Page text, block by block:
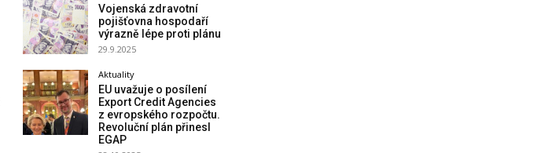
Vojenská zdravotní
pojišťovna hospodaří
výrazně lépe proti plánu
29.9.2025
Aktuality
EU uvažuje o posílení
Export Credit Agencies
z evropského rozpočtu.
Revoluční plán přinesl
EGAP